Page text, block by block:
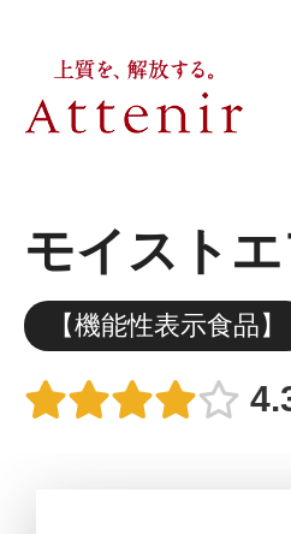
購入履歴
モイスト
【機能性表示食品】